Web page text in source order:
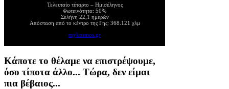
Τελευταίο τέταρτο – Ημισέληνος
Φωτεινότητα: 50%
Σελήνη 22,1 ημερών
Απόσταση από το κέντρο της Γης: 368.121 χλμ
mykosmos.gr
Κάποτε το θέλαμε να επιστρέψουμε,
όσο τίποτα άλλο... Τώρα, δεν είμαι
πια βέβαιος...